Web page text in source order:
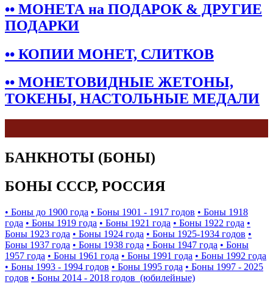
•• МОНЕТА на ПОДАРОК & ДРУГИЕ
ПОДАРКИ
•• КОПИИ МОНЕТ, СЛИТКОВ
•• МОНЕТОВИДНЫЕ ЖЕТОНЫ,
ТОКЕНЫ, НАСТОЛЬНЫЕ МЕДАЛИ
БАНКНОТЫ (БОНЫ)
БОНЫ СССР, РОССИЯ
• Боны до 1900 года • Боны 1901 - 1917 годов • Боны 1918
года • Боны 1919 года • Боны 1921 года • Боны 1922 года •
Боны 1923 года • Боны 1924 года • Боны 1925-1934 годов •
Боны 1937 года • Боны 1938 года • Боны 1947 года • Боны
1957 года • Боны 1961 года • Боны 1991 года • Боны 1992 года
• Боны 1993 - 1994 годов • Боны 1995 года • Боны 1997 - 2025
годов • Боны 2014 - 2018 годов (юбилейные)